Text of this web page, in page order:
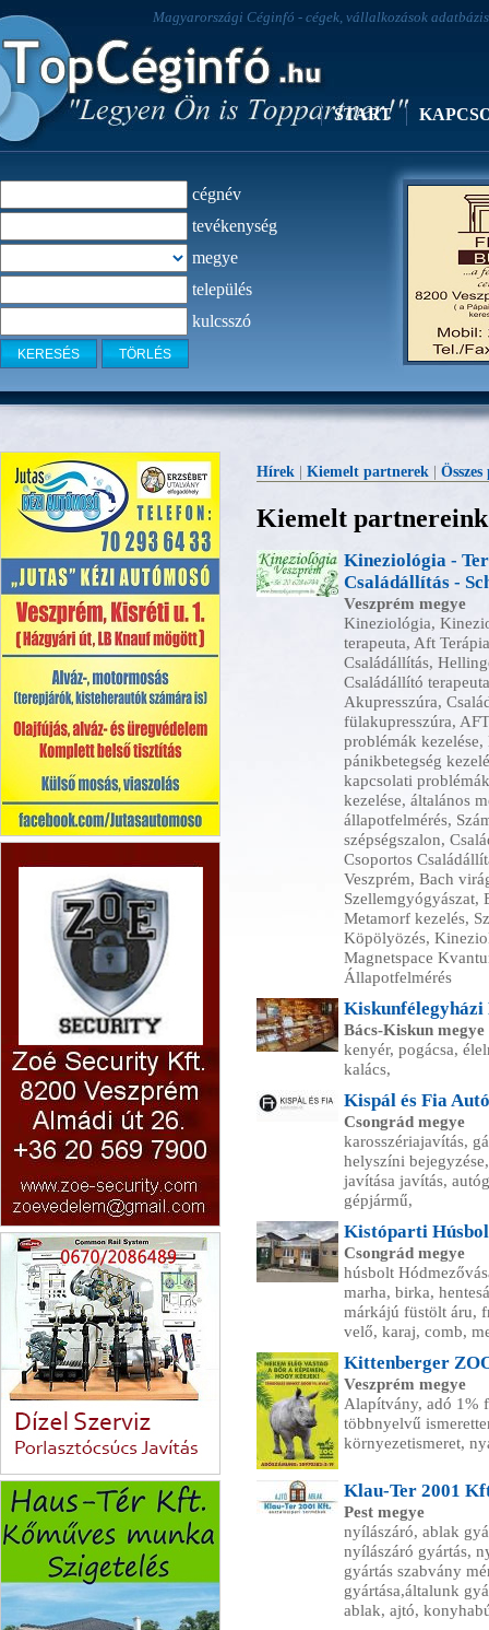
Magyarországi Céginfó - cégek, vállalkozások
START
cégnév
tevékenység
megye
település
kulcsszó
Kézi autómosó Veszprém
Zoé Security Kft
Porlasztócsúcs Javítás
Hírek | Kiemelt partnerek |
Kiemelt partnereink
Kineziológia -
Családállítás -
Veszprém megye
Kineziológia,
terapeuta, Aft
Családállítás,
Családállító
Akupresszúra,
fülakupresszúra,
problémák
pánikbetegség
kapcsolati
kezelése, általános
állapotfelmérés,
szépségszalon,
Csoportos
Veszprém, Bach
Szellemgyógyászat,
Metamorf kezelés,
Köpölyözés,
Magnetspace
Állapotfelmérés
Bács-Kiskun megye
kenyér, pogácsa,
kalács,
Kispál és Fia
Csongrád megye
karosszériajavítás,
helyszíni
javítása javítás,
gépjármű,
Kistóparti
Csongrád megye
húsbolt
marha, birka,
márkájú füstölt áru,
velő, karaj, comb,
Kittenberger
Veszprém megye
Alapítvány, adó 1%
többnyelvű
környezetismeret,
Klau-Ter 2001
Pest megye
nyílászáró, ablak
nyílászáró gyártás,
gyártás szabvány
gyártása,általunk
ablak, ajtó,